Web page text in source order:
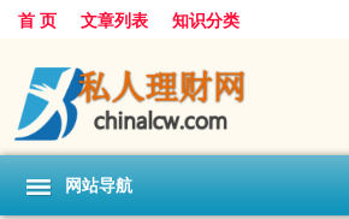
首 页 文章列表 知识分类
网站导航